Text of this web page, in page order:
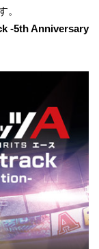
。
-5th Anniversary